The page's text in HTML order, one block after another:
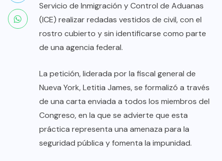
Servicio de Inmigración y Control de Aduanas
(ICE) realizar redadas vestidos de civil, con el
rostro cubierto y sin identificarse como parte
de una agencia federal.
La petición, liderada por la fiscal general de
Nueva York, Letitia James, se formalizó a través
de una carta enviada a todos los miembros del
Congreso, en la que se advierte que esta
práctica representa una amenaza para la
seguridad pública y fomenta la impunidad.